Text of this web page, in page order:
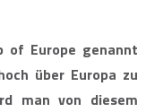
of Europe genannt
über Europa zu
man von diesem